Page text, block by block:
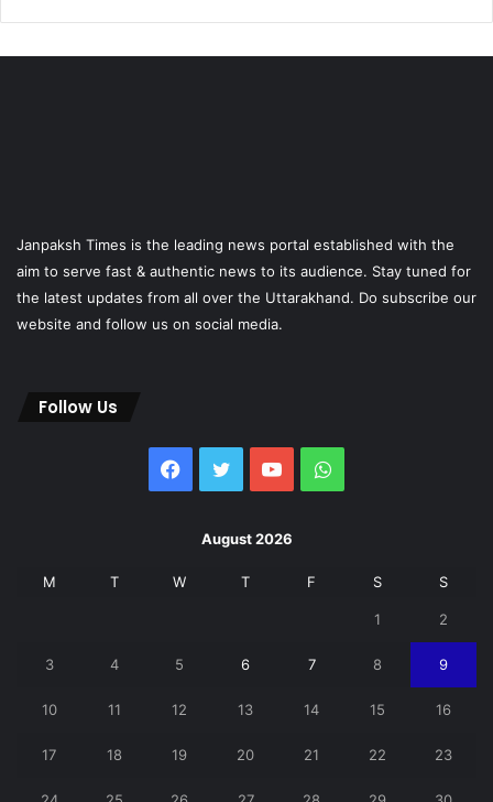
Janpaksh Times is the leading news portal established with the
aim to serve fast & authentic news to its audience. Stay tuned for
the latest updates from all over the Uttarakhand. Do subscribe our
website and follow us on social media.
Follow Us
Facebook
Twitter YouTubeWhatsApp
August 2026
M T W T F S S
1 2
3 4 5 6 7 8 9
10 11 12 13 14 15 16
17 18 19 20 21 22 23